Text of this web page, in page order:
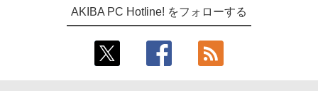
AKIBA PC Hotline! をフォローする